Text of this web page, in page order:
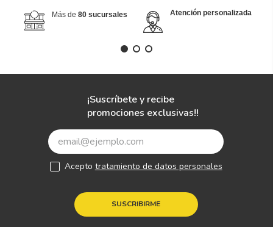
Más de 80 sucursales Atención personalizada
¡Suscríbete y recibe
promociones exclusivas!!
SUSCRIBIRME
Acepto tratamiento de datos personales